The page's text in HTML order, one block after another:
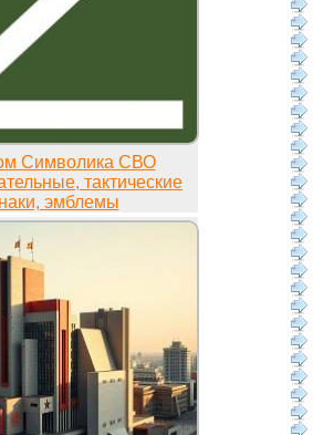
Символика СВО
тактические
эмблемы